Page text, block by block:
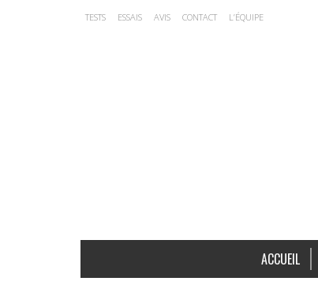
TESTS ESSAIS AVIS CONTACT L’ÉQUIPE
ACCUEIL